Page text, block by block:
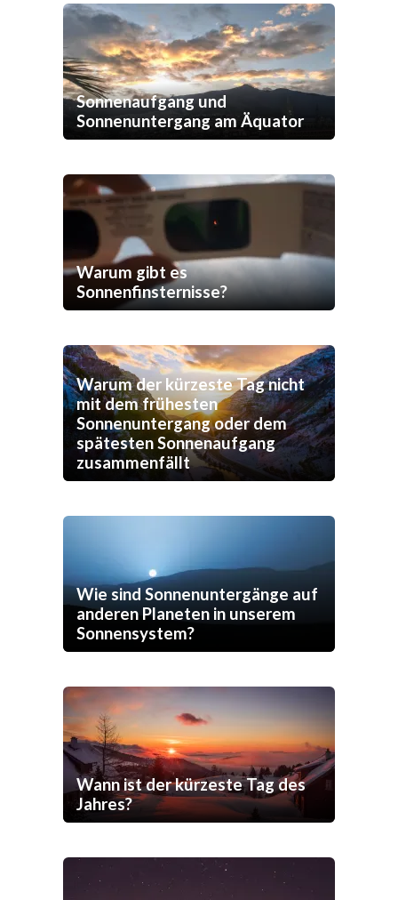
Sonnenaufgang und
Sonnenuntergang am Äquator
Warum gibt es
Sonnenfinsternisse?
Warum der kürzeste Tag nicht
mit dem frühesten
Sonnenuntergang oder dem
spätesten Sonnenaufgang
zusammenfällt
Wie sind Sonnenuntergänge auf
anderen Planeten in unserem
Sonnensystem?
Wann ist der kürzeste Tag des
Jahres?